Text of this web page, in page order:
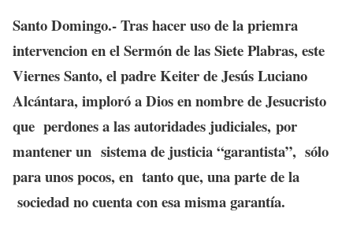
Santo Domingo.- Tras hacer uso de la priemra
intervencion en el Sermón de las Siete Plabras, este
Viernes Santo, el padre Keiter de Jesús Luciano
Alcántara, imploró a Dios en nombre de Jesucristo
que perdones a las autoridades judiciales, por
mantener un sistema de justicia “garantista”, sólo
para unos pocos, en tanto que, una parte de la
sociedad no cuenta con esa misma garantía.